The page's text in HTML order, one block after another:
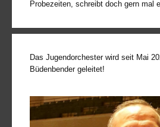
Probezeiten, schreibt doch gern mal
Das Jugendorchester wird seit Mai
Büdenbender geleitet!